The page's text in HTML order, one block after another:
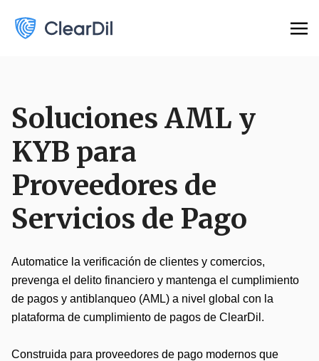
Soluciones AML y
KYB para
Proveedores de
Servicios de Pago
Automatice la verificación de clientes y comercios,
prevenga el delito financiero y mantenga el cumplimiento
de pagos y antiblanqueo (AML) a nivel global con la
plataforma de cumplimiento de pagos de ClearDil.
Construida para proveedores de pago modernos que